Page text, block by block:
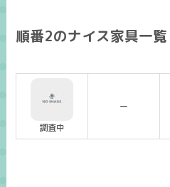
順番2のナイス家具一覧
調査中
ー